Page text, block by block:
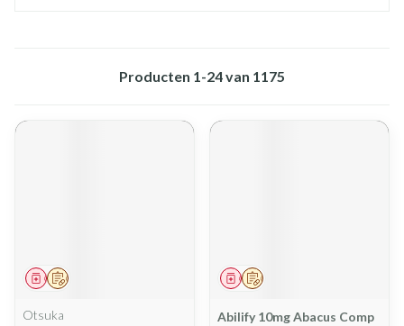
Producten 1-24van 1175
Op voorschrift
Geneesmiddel
Otsuka
Op voorschrift
Geneesmiddel
Abilify 10mg Abacus Comp